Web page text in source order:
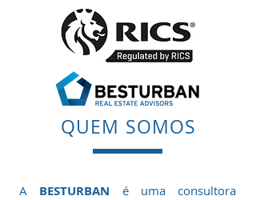
QUEM SOMOS
A BESTURBAN é uma consultora